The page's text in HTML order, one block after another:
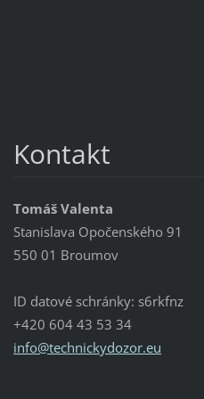
Kontakt
Tomáš Valenta
Stanislava Opočenského 91
550 01 Broumov
ID datové schránky: s6rkfnz
+420 604 43 53 34
info@technickydozor.eu